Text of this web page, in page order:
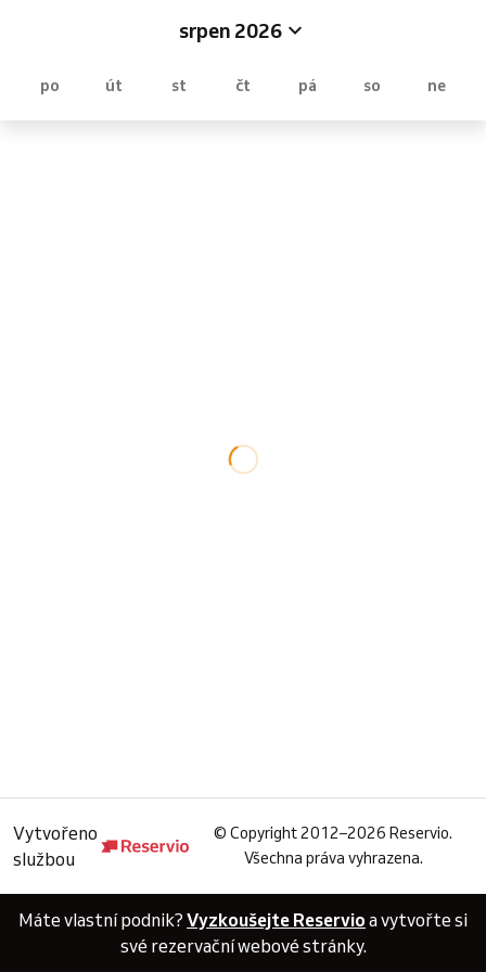
srpen 2026
po út st čt pá so ne
Vytvořeno
službou
© Copyright 2012–2026 Reservio.
Všechna práva vyhrazena.
Máte vlastní podnik? Vyzkoušejte Reservio a vytvořte si
své rezervační webové stránky.